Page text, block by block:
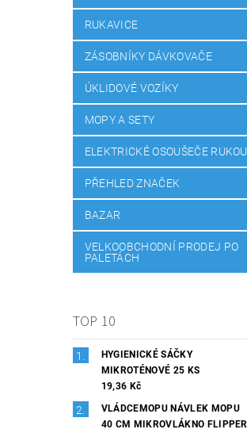
RUKAVICE
ZÁSOBNÍKY DÁVKOVAČE
ÚKLIDOVÉ VOZÍKY
MOPY A SETY
ELEKTRICKÉ OSOUŠEČE RUKOU
PŘEHLED ZNAČEK
BAZAR
VELKOOBCHODNÍ PRODEJ PO
PALETÁCH
TOP 10
HYGIENICKÉ SÁČKY
MIKROTÉNOVÉ 25 KS
19,36 Kč
VLÁDCEMOPU NÁVLEK MOPU
40 CM MIKROVLÁKNO FLIPPER